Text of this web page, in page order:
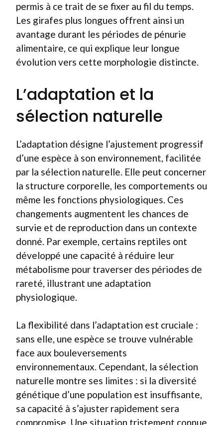
permis à ce trait de se fixer au fil du temps.
Les girafes plus longues offrent ainsi un
avantage durant les périodes de pénurie
alimentaire, ce qui explique leur longue
évolution vers cette morphologie distincte.
L’adaptation et la
sélection naturelle
L’adaptation désigne l’ajustement progressif
d’une espèce à son environnement, facilitée
par la sélection naturelle. Elle peut concerner
la structure corporelle, les comportements ou
même les fonctions physiologiques. Ces
changements augmentent les chances de
survie et de reproduction dans un contexte
donné. Par exemple, certains reptiles ont
développé une capacité à réduire leur
métabolisme pour traverser des périodes de
rareté, illustrant une adaptation
physiologique.
La flexibilité dans l’adaptation est cruciale :
sans elle, une espèce se trouve vulnérable
face aux bouleversements
environnementaux. Cependant, la sélection
naturelle montre ses limites : si la diversité
génétique d’une population est insuffisante,
sa capacité à s’ajuster rapidement sera
compromise. Une situation tristement connue